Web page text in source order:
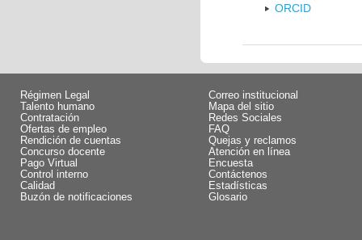
ORCID
Régimen Legal
Talento humano
Contratación
Ofertas de empleo
Rendición de cuentas
Concurso docente
Pago Virtual
Control interno
Calidad
Buzón de notificaciones
Correo institucional
Mapa del sitio
Redes Sociales
FAQ
Quejas y reclamos
Atención en línea
Encuesta
Contáctenos
Estadísticas
Glosario